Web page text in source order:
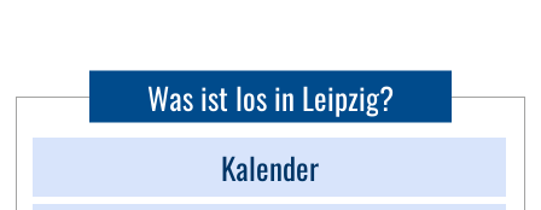
Was ist los in Leipzig?
Kalender